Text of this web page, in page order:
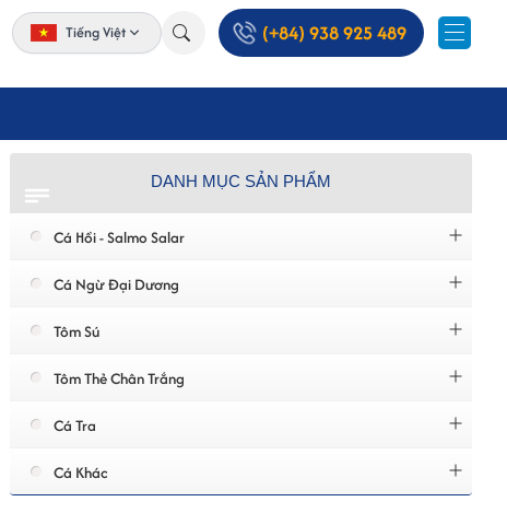
Tiếng Việt (+84) 938 925 489
DANH MỤC SẢN PHẨM
Cá Hồi - Salmo Salar
Cá Ngừ Đại Dương
Tôm Sú
Tôm Thẻ Chân Trắng
Cá Tra
Cá Khác